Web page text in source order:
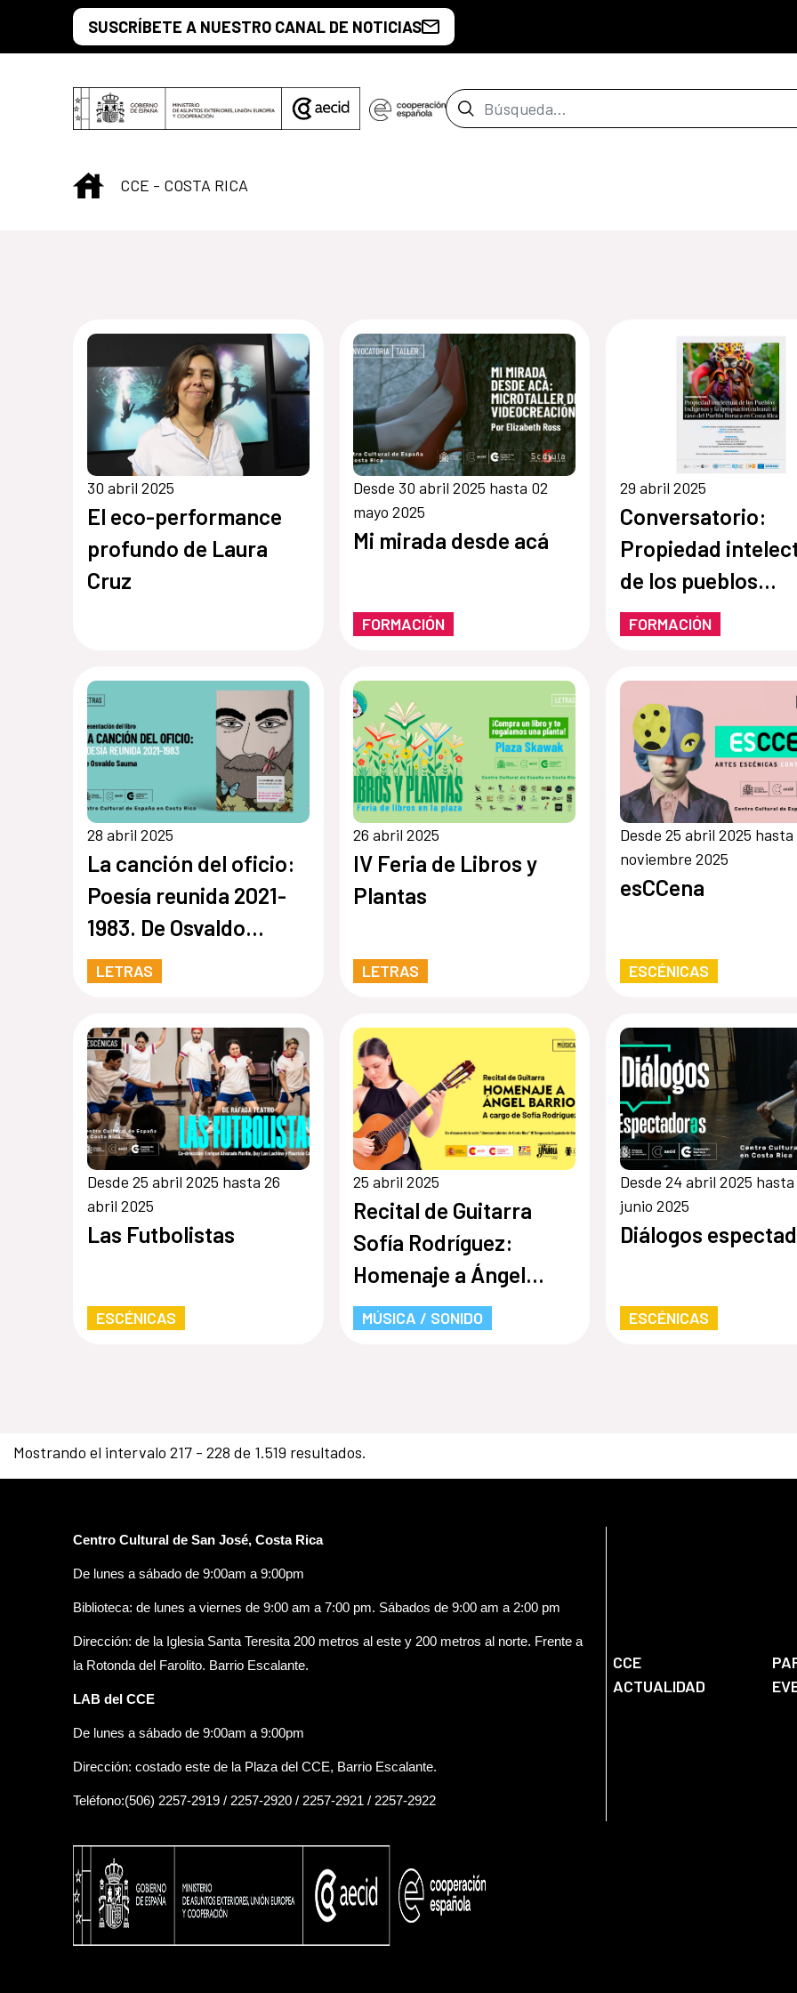
Saltar al contenido principal
SUSCRÍBETE A NUESTRO CANAL DE NOTICIAS
Barra de búsqueda
INICIO
CCE - COSTA RICA
30 abril 2025
El eco-performance
profundo de Laura
Cruz
Desde 30 abril 2025 hasta 02
mayo 2025
Mi mirada desde acá
FORMACIÓN
29 abril 2025
Conversatorio:
Propiedad
de los pueblos
indígenas y la
apropiación
FORMACIÓN
28 abril 2025
La canción del oficio:
Poesía reunida 2021-
1983. De Osvaldo
Sauma
LETRAS
26 abril 2025
IV Feria de Libros y
Plantas
LETRAS
Desde 25 abril 2025 hasta
noviembre 2025
esCCena
ESCÉNICAS
Desde 25 abril 2025 hasta 26
abril 2025
Las Futbolistas
ESCÉNICAS
25 abril 2025
Recital de Guitarra
Sofía Rodríguez:
Homenaje a Ángel
Barrios
MÚSICA / SONIDO
Desde 24 abril 2025 hasta
junio 2025
Diálogos
ESCÉNICAS
Mostrando el intervalo 217 - 228 de 1.519 resultados.
Centro Cultural de San José, Costa Rica
De lunes a sábado de 9:00am a 9:00pm
Biblioteca: de lunes a viernes de 9:00 am a 7:00 pm. Sábados de 9:00 am a 2:00 pm
Dirección: de la Iglesia Santa Teresita 200 metros al este y 200 metros al norte. Frente a
la Rotonda del Farolito. Barrio Escalante.
LAB del CCE
De lunes a sábado de 9:00am a 9:00pm
Dirección: costado este de la Plaza del CCE, Barrio Escalante.
Teléfono:(506) 2257-2919 / 2257-2920 / 2257-2921 / 2257-2922
CCE
ACTUALIDAD